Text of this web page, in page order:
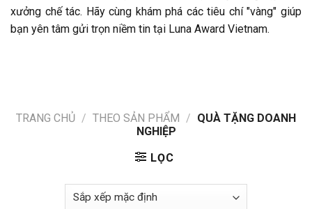
xưởng chế tác. Hãy cùng khám phá các tiêu chí "vàng" giúp
bạn yên tâm gửi trọn niềm tin tại Luna Award Vietnam.
TRANG CHỦ / THEO SẢN PHẨM / QUÀ TẶNG DOANH
NGHIỆP
LỌC